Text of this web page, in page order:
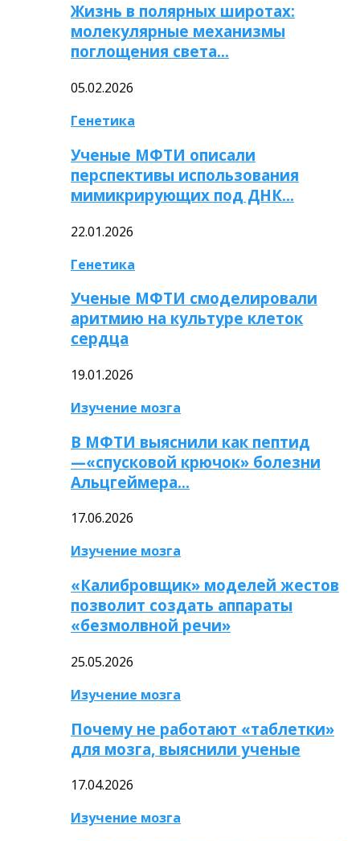
Жизнь в полярных широтах:
молекулярные механизмы
поглощения света…
05.02.2026
Генетика
Ученые МФТИ описали
перспективы использования
мимикрирующих под ДНК…
22.01.2026
Генетика
Ученые МФТИ смоделировали
аритмию на культуре клеток
сердца
19.01.2026
Изучение мозга
В МФТИ выяснили как пептид
—«спусковой крючок» болезни
Альцгеймера…
17.06.2026
Изучение мозга
«Калибровщик» моделей жестов
позволит создать аппараты
«безмолвной речи»
25.05.2026
Изучение мозга
Почему не работают «таблетки»
для мозга, выяснили ученые
17.04.2026
Изучение мозга